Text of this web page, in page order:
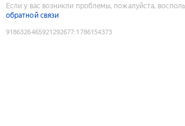
Если у вас возникли проблемы, пожалуйста,
обратной связи
9186326465921292677:1786154373